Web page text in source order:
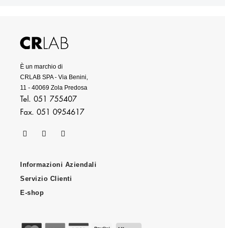
Prodotti professionali per capelli
È un marchio di
CRLAB SPA - Via Benini,
11 - 40069 Zola Predosa
Tel. 051 755407
Fax. 051 0954617
Informazioni Aziendali
Servizio Clienti
E-shop